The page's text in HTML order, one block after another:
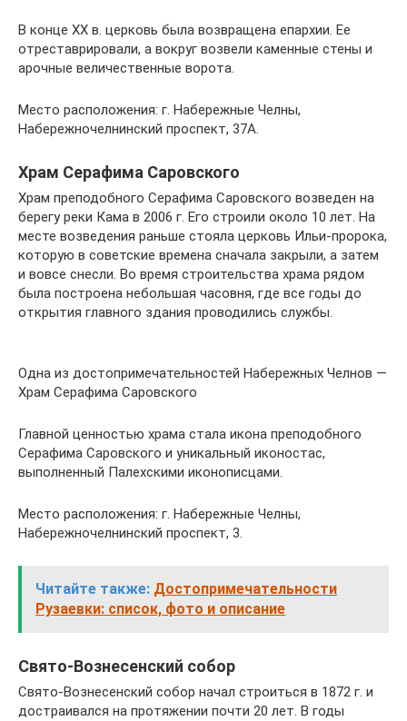
В конце XX в. церковь была возвращена епархии. Ее
отреставрировали, а вокруг возвели каменные стены и
арочные величественные ворота.
Место расположения: г. Набережные Челны,
Набережночелнинский проспект, 37А.
Храм Серафима Саровского
Храм преподобного Серафима Саровского возведен на
берегу реки Кама в 2006 г. Его строили около 10 лет. На
месте возведения раньше стояла церковь Ильи-пророка,
которую в советские времена сначала закрыли, а затем
и вовсе снесли. Во время строительства храма рядом
была построена небольшая часовня, где все годы до
открытия главного здания проводились службы.
Одна из достопримечательностей Набережных Челнов —
Храм Серафима Саровского
Главной ценностью храма стала икона преподобного
Серафима Саровского и уникальный иконостас,
выполненный Палехскими иконописцами.
Место расположения: г. Набережные Челны,
Набережночелнинский проспект, 3.
Читайте также: Достопримечательности
Рузаевки: список, фото и описание
Свято-Вознесенский собор
Свято-Вознесенский собор начал строиться в 1872 г. и
достраивался на протяжении почти 20 лет. В годы